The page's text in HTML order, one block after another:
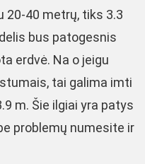
20-40 metrų, tiks 3.3
bus patogesnis
erdvė. Na o jeigu
tai galima imti
m. Šie ilgiai yra patys
problemų numesite ir